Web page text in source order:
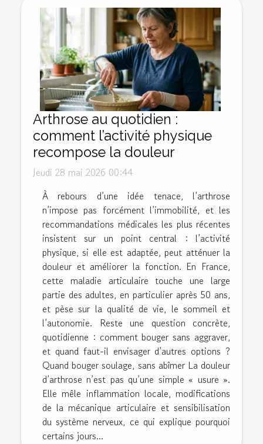
Arthrose au quotidien :
comment l’activité physique
recompose la douleur
Jeudi 28 mai 2026 00:44
À rebours d’une idée tenace, l’arthrose
n’impose pas forcément l’immobilité, et les
recommandations médicales les plus récentes
insistent sur un point central : l’activité
physique, si elle est adaptée, peut atténuer la
douleur et améliorer la fonction. En France,
cette maladie articulaire touche une large
partie des adultes, en particulier après 50 ans,
et pèse sur la qualité de vie, le sommeil et
l’autonomie. Reste une question concrète,
quotidienne : comment bouger sans aggraver,
et quand faut-il envisager d’autres options ?
Quand bouger soulage, sans abîmer La douleur
d’arthrose n’est pas qu’une simple « usure ».
Elle mêle inflammation locale, modifications
de la mécanique articulaire et sensibilisation
du système nerveux, ce qui explique pourquoi
certains jours...